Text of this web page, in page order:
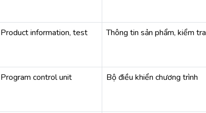
Product information, test Thông tin sản phẩm, kiểm tra
Program control unit Bộ điều khiển chương trình